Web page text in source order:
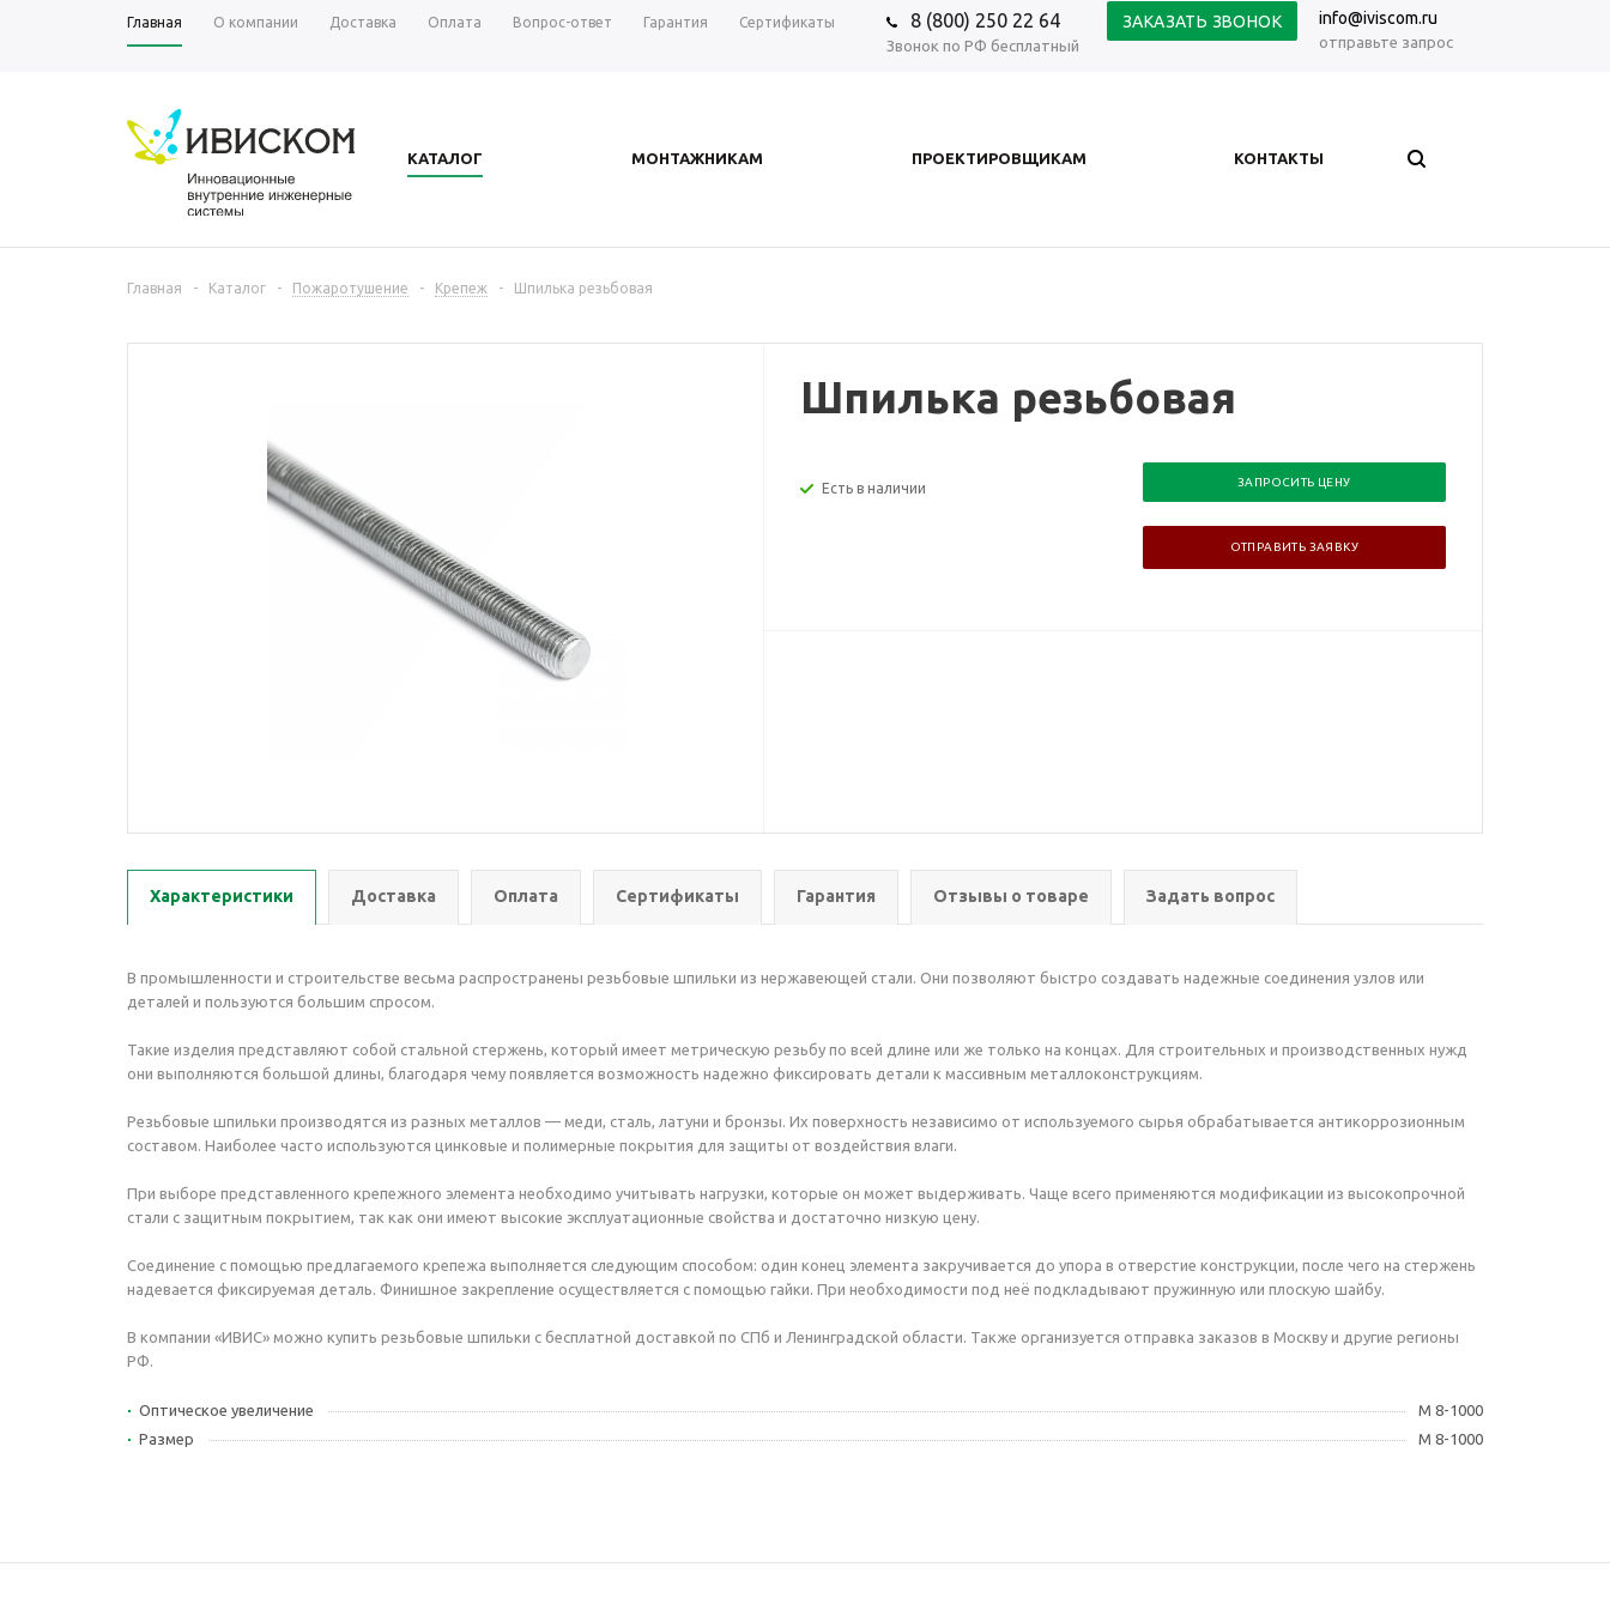
Главная О компании Доставка Оплата Вопрос-ответ Гарантия Сертификаты 8 (800) 250 22 64
Звонок по РФ бесплатный
ЗАКАЗАТЬ ЗВОНОК info@iviscom.ru
отправьте запрос
КАТАЛОГ МОНТАЖНИКАМ ПРОЕКТИРОВЩИКАМ КОНТАКТЫ
Главная - Каталог - Пожаротушение - Крепеж - Шпилька резьбовая
Шпилька резьбовая
Есть в наличии ЗАПРОСИТЬ ЦЕНУ
ОТПРАВИТЬ ЗАЯВКУ
Характеристики Доставка Оплата Сертификаты Гарантия Отзывы о товаре Задать вопрос
В промышленности и строительстве весьма распространены резьбовые шпильки из нержавеющей стали. Они позволяют быстро создавать надежные соединения узлов или
деталей и пользуются большим спросом.
Такие изделия представляют собой стальной стержень, который имеет метрическую резьбу по всей длине или же только на концах. Для строительных и производственных нужд
они выполняются большой длины, благодаря чему появляется возможность надежно фиксировать детали к массивным металлоконструкциям.
Резьбовые шпильки производятся из разных металлов — меди, сталь, латуни и бронзы. Их поверхность независимо от используемого сырья обрабатывается антикоррозионным
составом. Наиболее часто используются цинковые и полимерные покрытия для защиты от воздействия влаги.
При выборе представленного крепежного элемента необходимо учитывать нагрузки, которые он может выдерживать. Чаще всего применяются модификации из высокопрочной
стали с защитным покрытием, так как они имеют высокие эксплуатационные свойства и достаточно низкую цену.
Соединение с помощью предлагаемого крепежа выполняется следующим способом: один конец элемента закручивается до упора в отверстие конструкции, после чего на стержень
надевается фиксируемая деталь. Финишное закрепление осуществляется с помощью гайки. При необходимости под неё подкладывают пружинную или плоскую шайбу.
В компании «ИВИС» можно купить резьбовые шпильки с бесплатной доставкой по СПб и Ленинградской области. Также организуется отправка заказов в Москву и другие регионы
РФ.
Оптическое увеличение
М 8-1000
Размер
М 8-1000